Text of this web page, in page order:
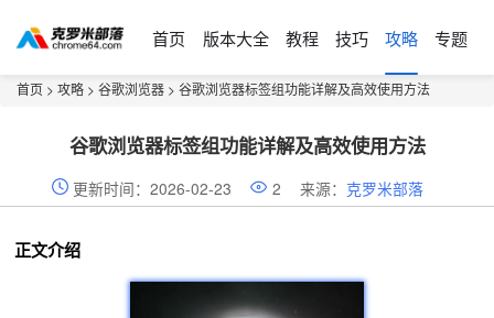
首页 版本大全 教程 技巧 攻略 专题
首页 > 攻略 > 谷歌浏览器 > 谷歌浏览器标签组功能详解及高效使用方法
谷歌浏览器标签组功能详解及高效使用方法
更新时间：2026-02-23 2 来源： 克罗米部落
正文介绍